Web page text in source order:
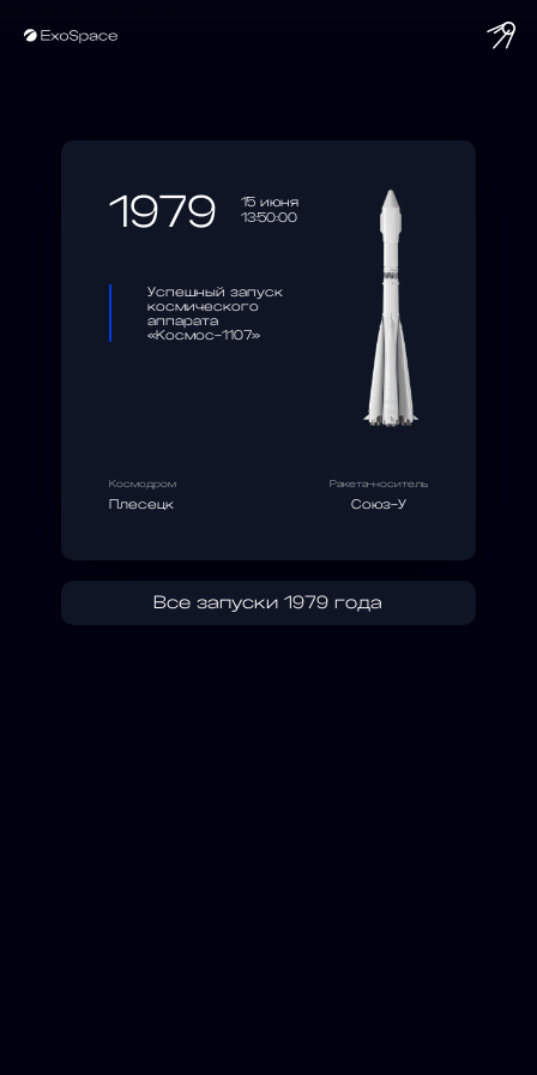
1979
15 июня
13:50:00
Успешный запуск
космического
аппарата
«Космос-1107»
Космодром
Плесецк
Ракета-носитель
Союз-У
Все запуски 1979 года